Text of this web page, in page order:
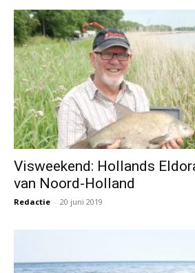
Visweekend: Hollands
van Noord-Holland
Redactie - 20 juni 2019